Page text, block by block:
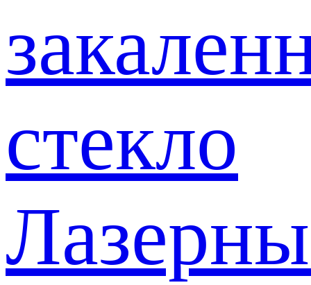
стекло